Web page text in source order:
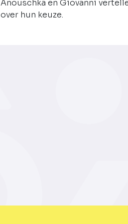
Anouschka en Giovanni
over hun keuze.